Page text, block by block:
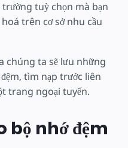
tuỳ chọn mà bạn
trên cơ sở nhu cầu
chúng ta sẽ lưu những
tìm nạp trước liên
trang ngoại tuyến.
bộ nhớ đệm